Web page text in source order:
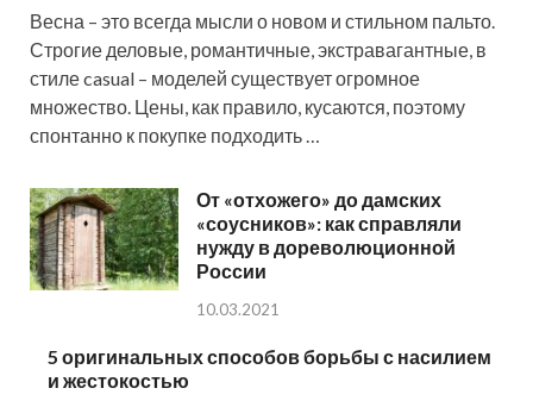
Весна – это всегда мысли о новом и стильном пальто.
Строгие деловые, романтичные, экстравагантные, в
стиле casual – моделей существует огромное
множество. Цены, как правило, кусаются, поэтому
спонтанно к покупке подходить …
От «отхожего» до дамских
«соусников»: как справляли
нужду в дореволюционной
России
10.03.2021
5 оригинальных способов борьбы с насилием
и жестокостью